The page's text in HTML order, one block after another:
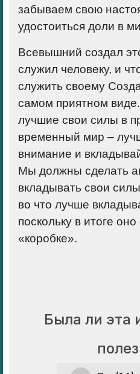
забываем свою
удостоиться доли в
Всевышний создал
служил человеку, и
служить своему
самом приятном
лучшие свои силы в
временный мир –
внимание и
Мы должны сделать
вкладывать свои
во что лучше
поскольку в итоге
«коробке».
Была ли эта